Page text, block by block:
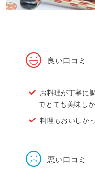
良い口コミ
お料理が丁寧に
でとても美味し
料理もおいしか
悪い口コミ